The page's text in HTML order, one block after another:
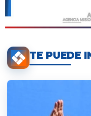
TE PUEDE